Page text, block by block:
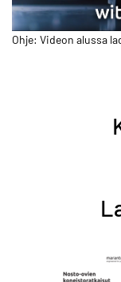
Ohje: Videon alussa